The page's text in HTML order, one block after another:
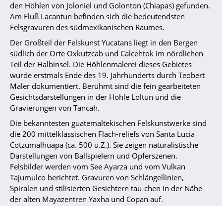
den Höhlen von Joloniel und Golonton (Chiapas) gefunden.
Am Fluß Lacantun befinden sich die bedeutendsten
Felsgravuren des südmexikanischen Raumes.
Der Großteil der Felskunst Yucatans liegt in den Bergen
südlich der Orte Oxkutzcab und Calcehtok im nördlichen
Teil der Halbinsel. Die Höhlenmalerei dieses Gebietes
wurde erstmals Ende des 19. Jahrhunderts durch Teobert
Maler dokumentiert. Berühmt sind die fein gearbeiteten
Gesichtsdarstellungen in der Höhle Loltün und die
Gravierungen von Tancah.
Die bekanntesten guatemaltekischen Felskunstwerke sind
die 200 mittelklassischen Flach-reliefs von Santa Lucia
Cotzumalhuapa (ca. 500 u.Z.). Sie zeigen naturalistische
Darstellungen von Ballspielern und Opferszenen.
Felsbilder werden vom See Ayarza und vom Vulkan
Tajumulco berichtet. Gravuren von Schlängellinien,
Spiralen und stilisierten Gesichtern tau-chen in der Nähe
der alten Mayazentren Yaxha und Copan auf.